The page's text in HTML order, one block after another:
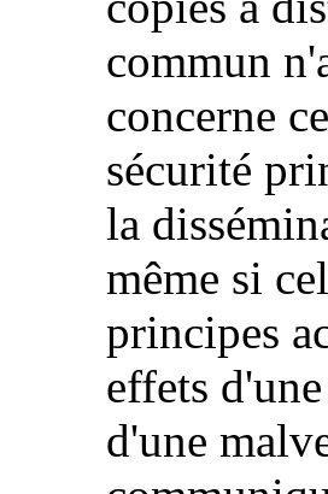
commun
concerne
sécurité
la
même si
principes
effets
d'une